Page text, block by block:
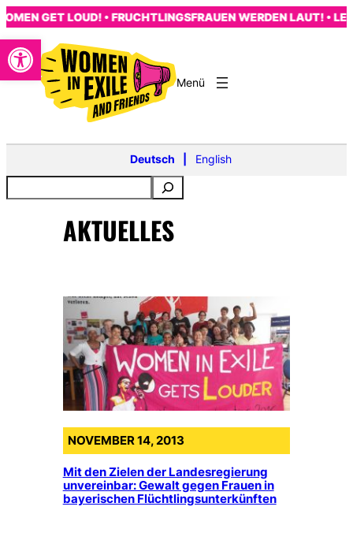
Open toolbar
Zum
Inhalt
springen
GET LOUD! • FRUCHTLINGSFRAUEN WERDEN LAUT! •
Deutsch English
AKTUELLES
NOVEMBER 14, 2013
Mit den Zielen der Landesregierung
unvereinbar: Gewalt gegen Frauen in
bayerischen Flüchtlingsunterkünften